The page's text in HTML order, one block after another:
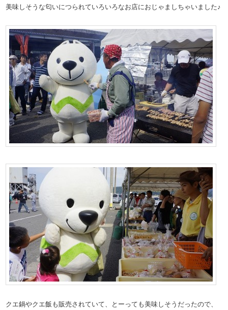
美味しそうな匂いにつられていろいろなお店におじゃましちゃいました♪
クエ鍋やクエ飯も販売されていて、とーっても美味しそうだったので、